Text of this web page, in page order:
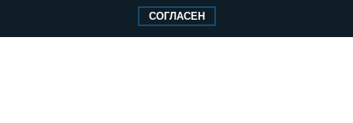
Свидетельство о регистрации Эл № ФС77-
СОГЛАСЕН